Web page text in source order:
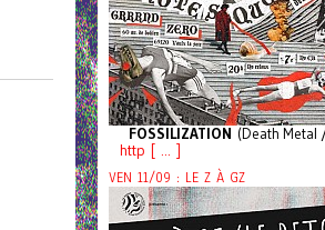
FOSSILIZATION (Death Metal
http [ ... ]
VEN 11/09 : LE Z À GZ